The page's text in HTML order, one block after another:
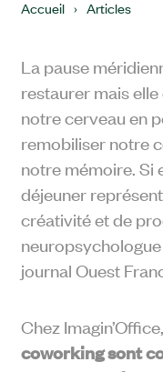
Accueil › Articles
La pause
restaurer mais
notre cerveau en
remobiliser notre
notre mémoire. Si
déjeuner
créativité et de
journal Ouest
Chez Imagin’Office,
coworking sont